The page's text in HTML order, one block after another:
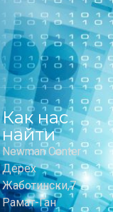
Как нас
найти
Newman Center
Дерех
Жаботински,7
Рамат-Ган